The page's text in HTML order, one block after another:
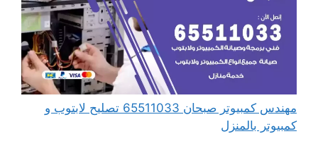
مهندس كمبيوتر صبحان 65511033 تصليح لابتوب و
كمبيوتر بالمنزل